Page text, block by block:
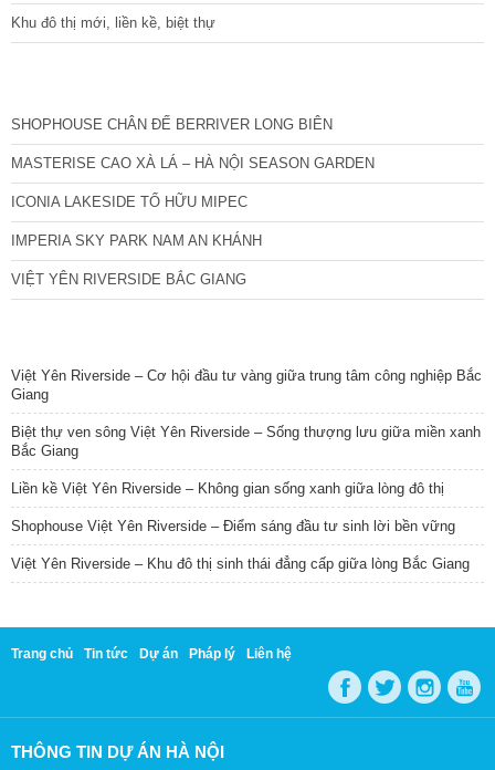
Khu đô thị mới, liền kề, biệt thự
SHOPHOUSE CHÂN ĐẾ BERRIVER LONG BIÊN
MASTERISE CAO XÀ LÁ – HÀ NỘI SEASON GARDEN
ICONIA LAKESIDE TỐ HỮU MIPEC
IMPERIA SKY PARK NAM AN KHÁNH
VIỆT YÊN RIVERSIDE BẮC GIANG
Việt Yên Riverside – Cơ hội đầu tư vàng giữa trung tâm công nghiệp Bắc
Giang
Biệt thự ven sông Việt Yên Riverside – Sống thượng lưu giữa miền xanh
Bắc Giang
Liền kề Việt Yên Riverside – Không gian sống xanh giữa lòng đô thị
Shophouse Việt Yên Riverside – Điểm sáng đầu tư sinh lời bền vững
Việt Yên Riverside – Khu đô thị sinh thái đẳng cấp giữa lòng Bắc Giang
Trang chủ Tin tức Dự án Pháp lý Liên hệ
THÔNG TIN DỰ ÁN HÀ NỘI